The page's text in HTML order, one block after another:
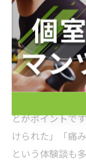
ジ、骨盤周囲の
どが挙げられま
えつつ、筋肉の
ビリ視点を取り
もされている点が
トレーニングの
とがポイントで
けられた」「痛
という体験談も